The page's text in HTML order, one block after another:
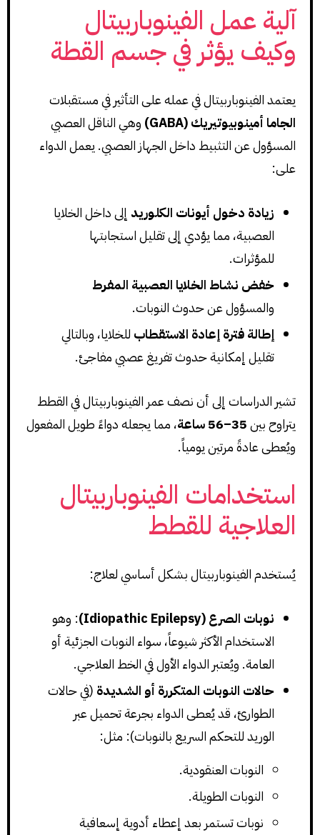
آلية عمل الفينوباربيتال
وكيف يؤثر في جسم القطة
يعتمد الفينوباربيتال في عمله على التأثير في مستقبلات
الجاما أمينوبيوتيريك (GABA)
وهي الناقل العصبي
المسؤول عن التثبيط داخل الجهاز العصبي. يعمل الدواء
على:
زيادة دخول أيونات الكلوريد إلى داخل الخلايا
العصبية، مما يؤدي إلى تقليل استجابتها
للمؤثرات.
خفض نشاط الخلايا العصبية المفرط
والمسؤول عن حدوث النوبات.
إطالة فترة إعادة الاستقطاب للخلايا، وبالتالي
تقليل إمكانية حدوث تفريغ عصبي مفاجئ.
تشير الدراسات إلى أن نصف عمر الفينوباربيتال في القطط
يتراوح بين35–56 ساعة
، مما يجعله دواءً طويل المفعول
ويُعطى عادةً مرتين يومياً.
استخدامات الفينوباربيتال
العلاجية للقطط
يُستخدم الفينوباربيتال بشكل أساسي لعلاج:
نوبات الصرع (Idiopathic Epilepsy)
: وهو
الاستخدام الأكثر شيوعاً، سواء النوبات الجزئية أو
العامة. ويُعتبر الدواء الأول في الخط العلاجي.
حالات النوبات المتكررة أو الشديدة (في حالات
الطوارئ، قد يُعطى الدواء بجرعة تحميل عبر
الوريد للتحكم السريع بالنوبات): مثل:
النوبات العنقودية.
النوبات الطويلة.
نوبات تستمر بعد إعطاء أدوية إسعافية